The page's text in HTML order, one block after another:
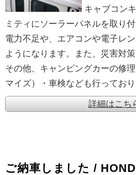
キャブコン
ミティにソーラーパネルを取り
電力不足や、エアコンや電子レ
ようになります。また、災害対
その他、キャンピングカーの修
マイズ）・車検なども行ってお
詳細はこち
ご納車しました /